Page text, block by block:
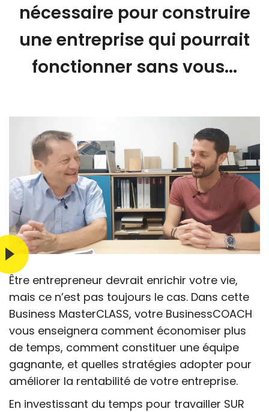
nécessaire pour construire
une entreprise qui pourrait
fonctionner sans vous...
Être entrepreneur devrait enrichir votre vie,
mais ce n’est pas toujours le cas. Dans cette
Business MasterCLASS, votre BusinessCOACH
vous enseignera comment économiser plus
de temps, comment constituer une équipe
gagnante, et quelles stratégies adopter pour
améliorer la rentabilité de votre entreprise.
En investissant du temps pour travailler SUR